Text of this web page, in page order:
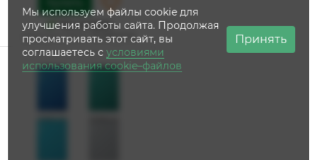
На складе
Дата доставки:14 августа
Мы используем файлы cookie для
улучшения работы сайта. Продолжая
просматривать этот сайт, вы
соглашаетесь сусловиями
использования cookie–файлов
Принять